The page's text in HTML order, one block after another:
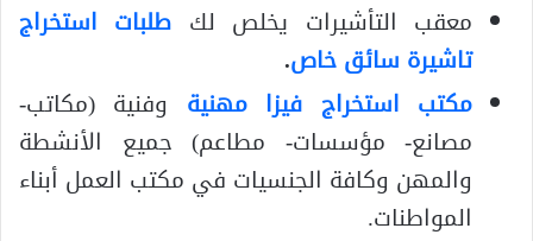
معقب التأشيرات يخلص لك طلبات استخراج
تاشيرة سائق خاص.
مكتب استخراج فيزا مهنية وفنية (مكاتب-
مصانع- مؤسسات- مطاعم) جميع الأنشطة
والمهن وكافة الجنسيات في مكتب العمل أبناء
المواطنات.